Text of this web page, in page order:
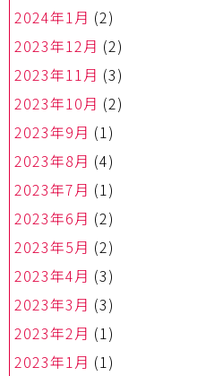
2024年1月 (2)
2023年12月 (2)
2023年11月 (3)
2023年10月 (2)
2023年9月 (1)
2023年8月 (4)
2023年7月 (1)
2023年6月 (2)
2023年5月 (2)
2023年4月 (3)
2023年3月 (3)
2023年2月 (1)
2023年1月 (1)